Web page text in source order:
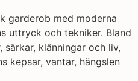
garderob med moderna
uttryck och tekniker. Bland
klänningar och liv,
kepsar, vantar, hängslen